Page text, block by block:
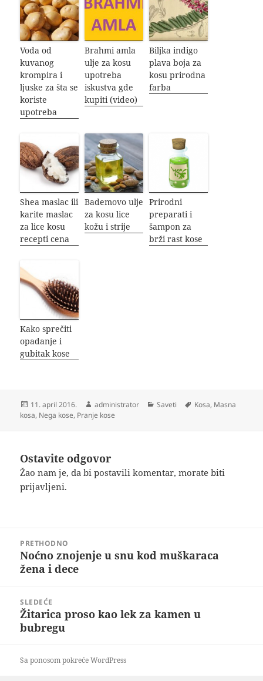
Voda od
kuvanog
krompira i
ljuske za šta se
koriste
upotreba
Brahmi amla
ulje za kosu
upotreba
iskustva gde
kupiti (video)
Biljka indigo
plava boja za
kosu prirodna
farba
Shea maslac ili
karite maslac
za lice kosu
recepti cena
Bademovo ulje
za kosu lice
kožu i strije
Prirodni
preparati i
šampon za
brži rast kose
Kako sprečiti
opadanje i
gubitak kose
Objavljeno
11. april 2016. Autor
administrator Kategorije
Saveti Oznake
Kosa, Masna
kosa, Nega kose, Pranje kose
Ostavite odgovor
Žao nam je, da bi postavili komentar, moratebiti
prijavljeni.
člankaPRETHODNO
Prethodni
članak:
Noćno znojenje u snu kod muškaraca
žena i dece
SLEDEĆE
Sledeći
članak:
Žitarica proso kao lek za kamen u
bubregu
Sa ponosom pokreće WordPress